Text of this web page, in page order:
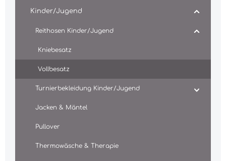
Kinder/Jugend
Reithosen Kinder/Jugend
Kniebesatz
Vollbesatz
Turnierbekleidung Kinder/Jugend
Jacken & Mäntel
Pullover
Thermowäsche & Therapie